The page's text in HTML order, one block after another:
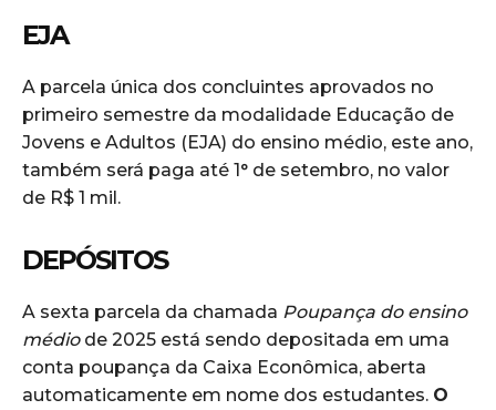
EJA
A parcela única dos concluintes aprovados no
primeiro semestre da modalidade Educação de
Jovens e Adultos (EJA) do ensino médio, este ano,
também será paga até 1° de setembro, no valor
de R$ 1 mil.
DEPÓSITOS
A sexta parcela da chamada Poupança do ensino
médiode 2025 está sendo depositada em uma
conta poupança da Caixa Econômica, aberta
automaticamente em nome dos estudantes. O